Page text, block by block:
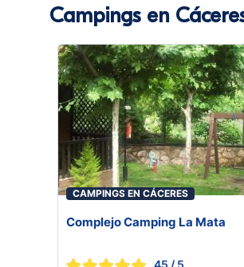
Campings en
CAMPINGS EN CÁCERES
Complejo Camping La Mata
45 / 5